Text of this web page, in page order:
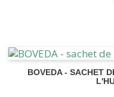
BOVEDA - SACHET